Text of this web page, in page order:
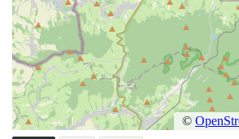
Obrázek svatého Jakuba na skále u cesty
východně od Srbské Kamenice
Busta Jana Amose Komenského na domě
čp. 37 v Račicích
Socha ležícího koně v Sadech
Československé armády v Teplicích